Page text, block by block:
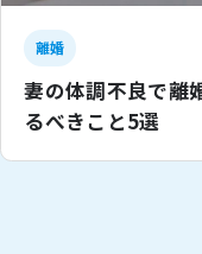
離婚
妻の体調不良で離
るべきこと5選